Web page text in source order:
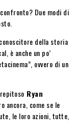
Due modi di
della storia
è anche un po’
ovvero di un
Ryan
ancora, come se le
le loro azioni, tutte,